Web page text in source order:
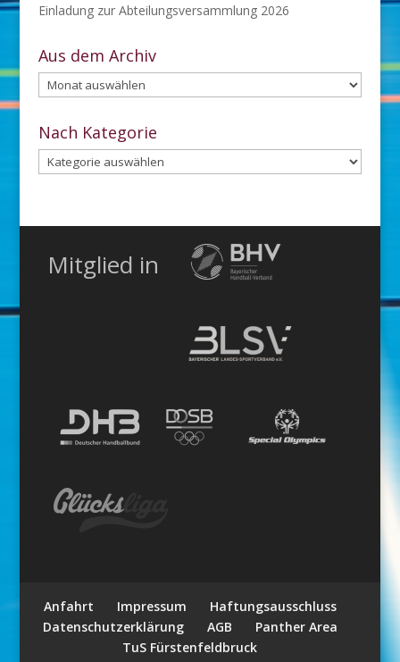
Einladung zur Abteilungsversammlung 2026
Aus dem Archiv
Aus
dem
Archiv
Nach Kategorie
Nach
Kategorie
Mitglied in
Anfahrt Impressum
Haftungsausschluss
Datenschutzerklärung
AGB
Panther Area
TuS Fürstenfeldbruck